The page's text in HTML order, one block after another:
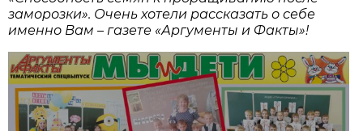
заморозки». Очень хотели рассказать о себе
именно Вам – газете «Аргументы и Факты»!